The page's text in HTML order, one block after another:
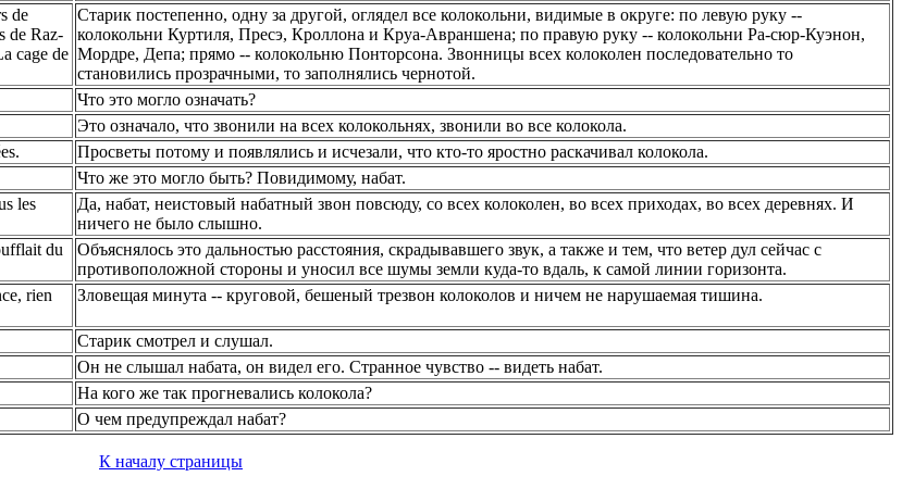
de
de Raz-
cage de
Старик постепенно, одну за другой, оглядел все колокольни, видимые в округе: по левую руку --
колокольни Куртиля, Пресэ, Кроллона и Круа-Авраншена; по правую руку -- колокольни Ра-сюр-Куэнон,
Мордре, Депа; прямо -- колокольню Понторсона. Звонницы всех колоколен последовательно то
становились прозрачными, то заполнялись чернотой.
Что это могло означать?
Это означало, что звонили на всех колокольнях, звонили во все колокола.
Просветы потому и появлялись и исчезали, что кто-то яростно раскачивал колокола.
Что же это могло быть? Повидимому, набат.
les
Да, набат, неистовый набатный звон повсюду, со всех колоколен, во всех приходах, во всех деревнях. И
ничего не было слышно.
du
Объяснялось это дальностью расстояния, скрадывавшего звук, а также и тем, что ветер дул сейчас с
противоположной стороны и уносил все шумы земли куда-то вдаль, к самой линии горизонта.
rien
Зловещая минута -- круговой, бешеный трезвон колоколов и ничем не нарушаемая тишина.
Старик смотрел и слушал.
Он не слышал набата, он видел его. Странное чувство -- видеть набат.
На кого же так прогневались колокола?
О чем предупреждал набат?
К началу страницы